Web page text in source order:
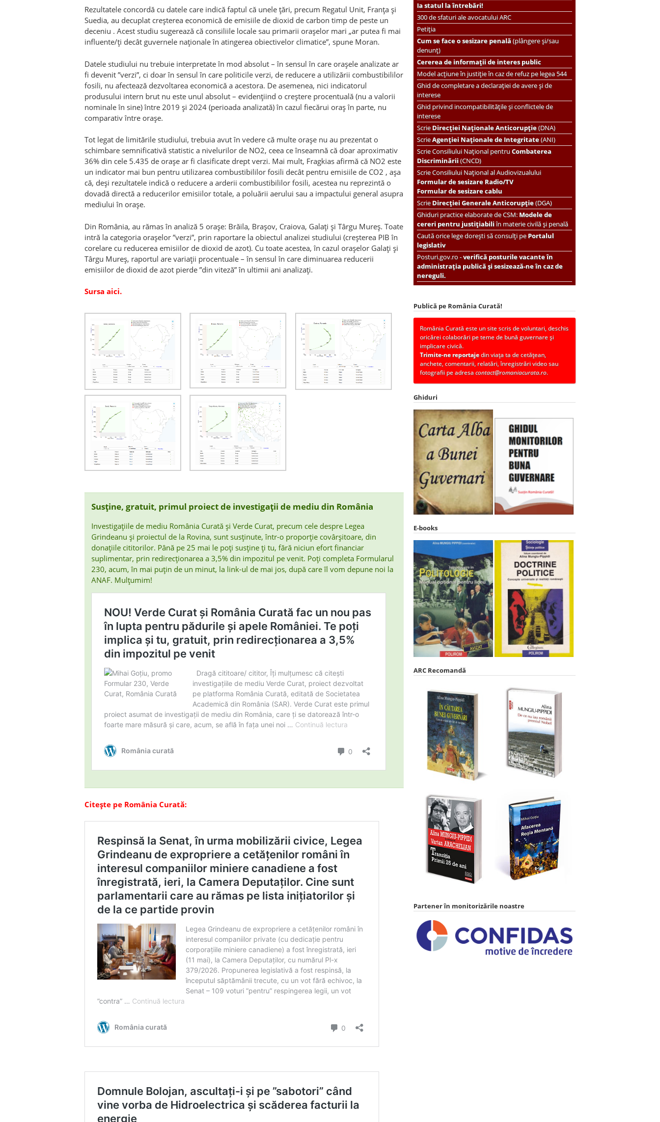
Rezultatele concordă cu datele care indică faptul că unele țări, precum Regatul Unit, Franța și
Suedia, au decuplat creșterea economică de emisiile de dioxid de carbon timp de peste un
deceniu . Acest studiu sugerează că consiliile locale sau primarii orașelor mari „ar putea fi mai
influente/ți decât guvernele naționale în atingerea obiectivelor climatice”, spune Moran.
Datele studiului nu trebuie interpretate în mod absolut – în sensul în care orașele analizate ar
fi devenit ”verzi”, ci doar în sensul în care politicile verzi, de reducere a utilizării combustibililor
fosili, nu afectează dezvoltarea economică a acestora. De asemenea, nici indicatorul
produsului intern brut nu este unul absolut – evidențiind o creștere procentuală (nu a valorii
nominale în sine) între 2019 și 2024 (perioada analizată) în cazul fiecărui oraș în parte, nu
comparativ între orașe.
Tot legat de limitările studiului, trebuia avut în vedere că multe orașe nu au prezentat o
schimbare semnificativă statistic a nivelurilor de NO2, ceea ce înseamnă că doar aproximativ
36% din cele 5.435 de orașe ar fi clasificate drept verzi. Mai mult, Fragkias afirmă că NO2 este
un indicator mai bun pentru utilizarea combustibililor fosili decât pentru emisiile de CO2 , așa
că, deși rezultatele indică o reducere a arderii combustibililor fosili, acestea nu reprezintă o
dovadă directă a reducerilor emisiilor totale, a poluării aerului sau a impactului general asupra
mediului în orașe.
Din România, au rămas în analiză 5 orașe: Brăila, Brașov, Craiova, Galați și Târgu Mureș. Toate
intră la categoria orașelor ”verzi”, prin raportare la obiectul analizei studiului (creșterea PIB în
corelare cu reducerea emisiilor de dioxid de azot). Cu toate acestea, în cazul orașelor Galați și
Târgu Mureș, raportul are variații procentuale – în sensul în care diminuarea reducerii
emisiilor de dioxid de azot pierde ”din viteză” în ultimii ani analizați.
Sursa aici.
Susține, gratuit, primul proiect de investigații de mediu din România
Investigațiile de mediu România Curată și Verde Curat, precum cele despre Legea
Grindeanu și proiectul de la Rovina, sunt susținute, într-o proporție covârșitoare, din
donațiile cititorilor. Până pe 25 mai le poți susține ți tu, fără niciun efort financiar
suplimentar, prin redirecționarea a 3,5% din impozitul pe venit. Poți completa Formularul
230, acum, în mai puțin de un minut, la link-ul de mai jos, după care îl vom depune noi la
ANAF. Mulțumim!
Citește pe România Curată:
Ia statul la întrebări!
300 de sfaturi ale avocatului ARC
Petiția
Cum se face o sesizare penală(plângere și/sau
denunț)
Cererea de informații de interes public
Model acțiune în justiție în caz de refuz pe legea 544
Ghid de completare a declarației de avere și de
interese
Ghid privind incompatibilitățile și conflictele de
interese
ScrieDirecției Naționale Anticorupție(DNA)
ScrieAgenției Naționale de Integritate(ANI)
ScrieConsiliului Național pentruCombaterea
Discriminării(CNCD)
Scrie Consiliului Național al Audiovizualului
Formular de sesizare Radio/TV
Formular de sesizare cablu
ScrieDirecției Generale Anticorupție(DGA)
Ghiduri practice elaborate de CSM: Modele de
cereri pentru justițiabiliîn materie civilă și penală
Caută orice lege dorești să consulți pePortalul
legislativ
Posturi.gov.ro -verifică posturile vacante în
administrația publică și sesizează-ne în caz de
nereguli.
Publică pe România Curată!
România Curată este un site scris de voluntari, deschis
oricărei colaborări pe teme de bună guvernare și
implicare civică.
Trimite-ne reportajedin viața ta de cetățean,
anchete, comentarii, relatări, înregistrări video sau
fotografii pe adresacontact@romaniacurata.ro.
Ghiduri
E-books
ARC Recomandă
Partener în monitorizările noastre